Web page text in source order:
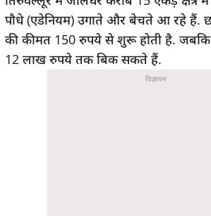
पौधे (एडेनियम) उगाते और बेचते आ रहे हैं.
की कीमत 150 रुपये से शुरू होती है. जबकि
12 लाख रुपये तक बिक सकते हैं.